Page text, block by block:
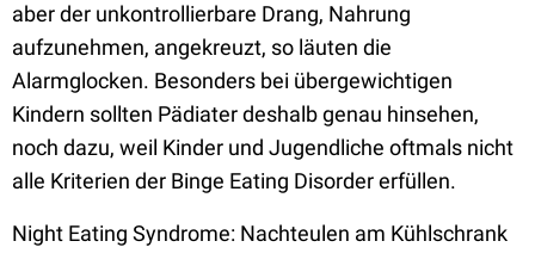
aber der unkontrollierbare Drang, Nahrung
aufzunehmen, angekreuzt, so läuten die
Alarmglocken. Besonders bei übergewichtigen
Kindern sollten Pädiater deshalb genau hinsehen,
noch dazu, weil Kinder und Jugendliche oftmals nicht
alle Kriterien der Binge Eating Disorder erfüllen.
Night Eating Syndrome: Nachteulen am Kühlschrank